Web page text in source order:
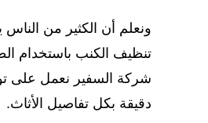
ونعلم أن الكثير من
تنظيف الكنب باستخدام
شركة السفير نعمل على
دقيقة بكل تفاصيل الأثاث.